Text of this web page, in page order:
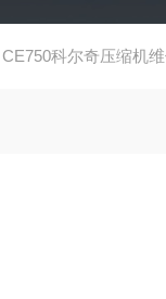
CE750科尔奇压缩机